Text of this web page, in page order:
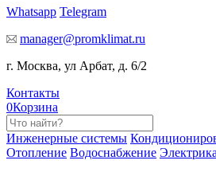
Whatsapp Telegram
manager@promklimat.ru
г. Москва, ул Арбат, д. 6/2
Контакты
0Корзина
Инженерные системы
Отопление Водоснабжение Электрика